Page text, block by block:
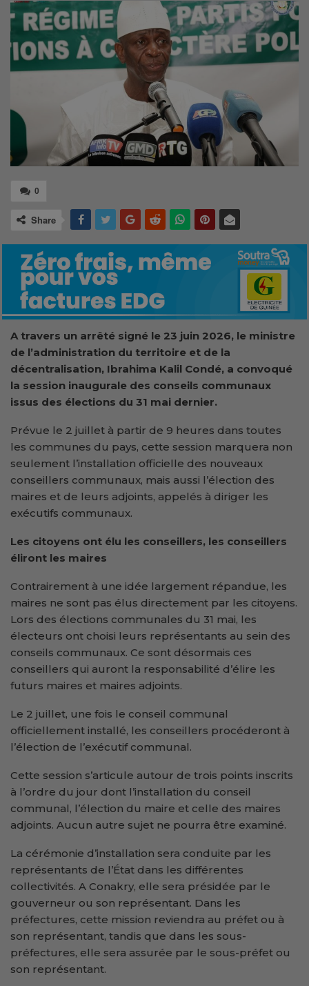
0
Share
A travers un arrêté signé le 23 juin 2026, le ministre
de l’administration du territoire et de la
décentralisation, Ibrahima Kalil Condé, a convoqué
la session inaugurale des conseils communaux
issus des élections du 31 mai dernier.
Prévue le 2 juillet à partir de 9 heures dans toutes
les communes du pays, cette session marquera non
seulement l’installation officielle des nouveaux
conseillers communaux, mais aussi l’élection des
maires et de leurs adjoints, appelés à diriger les
exécutifs communaux.
Les citoyens ont élu les conseillers, les conseillers
éliront les maires
Contrairement à une idée largement répandue, les
maires ne sont pas élus directement par les citoyens.
Lors des élections communales du 31 mai, les
électeurs ont choisi leurs représentants au sein des
conseils communaux. Ce sont désormais ces
conseillers qui auront la responsabilité d’élire les
futurs maires et maires adjoints.
Le 2 juillet, une fois le conseil communal
officiellement installé, les conseillers procéderont à
l’élection de l’exécutif communal.
Cette session s’articule autour de trois points inscrits
à l’ordre du jour dont l’installation du conseil
communal, l’élection du maire et celle des maires
adjoints. Aucun autre sujet ne pourra être examiné.
La cérémonie d’installation sera conduite par les
représentants de l’État dans les différentes
collectivités. A Conakry, elle sera présidée par le
gouverneur ou son représentant. Dans les
préfectures, cette mission reviendra au préfet ou à
son représentant, tandis que dans les sous-
préfectures, elle sera assurée par le sous-préfet ou
son représentant.